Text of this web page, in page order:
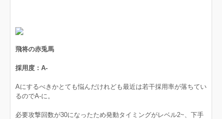
飛将の赤兎馬
採用度：A-
Aにするべきかとても悩んだけれども最近は若干採用率が落ちてい
るのでA-に。
必要攻撃回数が30になったため発動タイミングがレベル2~、下手